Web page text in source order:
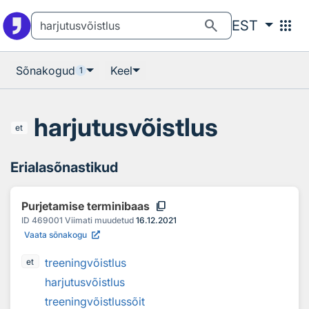
search EST apps
Sõnakogud 1 Keel
et harjutusvõistlus
Erialasõnastikud
Purjetamise terminibaas content_copy
ID 469001 Viimati muudetud 16.12.2021
Vaata sõnakogu
et
treeningvõistlus
harjutusvõistlus
treeningvõistlussõit